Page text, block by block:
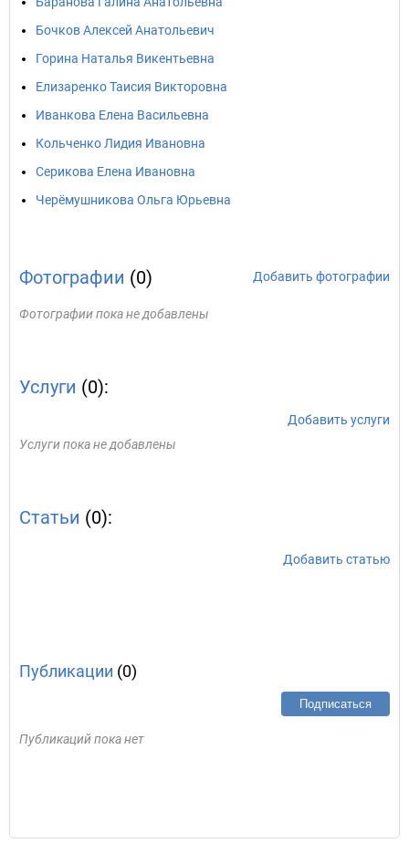
Бочков Алексей Анатольевич
Горина Наталья Викентьевна
Елизаренко Таисия Викторовна
Иванкова Елена Васильевна
Кольченко Лидия Ивановна
Серикова Елена Ивановна
Черёмушникова Ольга Юрьевна
Фотографии (0) Добавить фотографии
Фотографии пока не добавлены
Услуги (0):
Добавить услуги
Услуги пока не добавлены
Статьи (0):
Добавить статью
Публикации (0)
Подписаться
Публикаций пока нет